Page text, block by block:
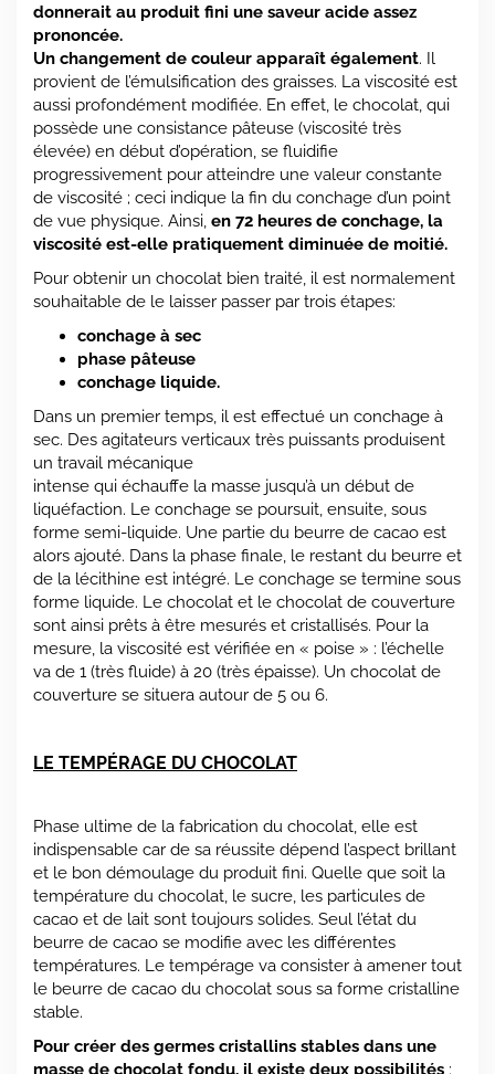
donnerait au produit fini une saveur acide assez
prononcée.
Un changement de couleur apparaît également. Il
provient de l’émulsification des graisses. La viscosité est
aussi profondément modifiée. En effet, le chocolat, qui
possède une consistance pâteuse (viscosité très
élevée) en début d’opération, se fluidifie
progressivement pour atteindre une valeur constante
de viscosité ; ceci indique la fin du conchage d’un point
de vue physique. Ainsi, en 72 heures de conchage, la
viscosité est-elle pratiquement diminuée de moitié.
Pour obtenir un chocolat bien traité, il est normalement
souhaitable de le laisser passer par trois étapes:
conchage à sec
phase pâteuse
conchage liquide.
Dans un premier temps, il est effectué un conchage à
sec. Des agitateurs verticaux très puissants produisent
un travail mécanique
intense qui échauffe la masse jusqu’à un début de
liquéfaction. Le conchage se poursuit, ensuite, sous
forme semi-liquide. Une partie du beurre de cacao est
alors ajouté. Dans la phase finale, le restant du beurre et
de la lécithine est intégré. Le conchage se termine sous
forme liquide. Le chocolat et le chocolat de couverture
sont ainsi prêts à être mesurés et cristallisés. Pour la
mesure, la viscosité est vérifiée en « poise » : l’échelle
va de 1 (très fluide) à 20 (très épaisse). Un chocolat de
couverture se situera autour de 5 ou 6.
LE TEMPÉRAGE DU CHOCOLAT
Phase ultime de la fabrication du chocolat, elle est
indispensable car de sa réussite dépend l’aspect brillant
et le bon démoulage du produit fini. Quelle que soit la
température du chocolat, le sucre, les particules de
cacao et de lait sont toujours solides. Seul l’état du
beurre de cacao se modifie avec les différentes
températures. Le tempérage va consister à amener tout
le beurre de cacao du chocolat sous sa forme cristalline
stable.
Pour créer des germes cristallins stables dans une
masse de chocolat fondu, il existe deux possibilités :